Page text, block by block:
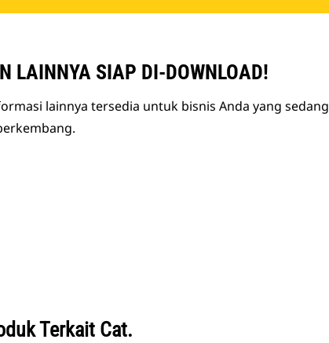
LAINNYA SIAP DI-DOWNLOAD!
lainnya tersedia untuk bisnis Anda yang sedang
Terkait Cat.